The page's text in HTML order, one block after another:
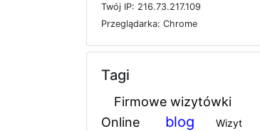
Twój IP: 216.73.217.109
Przeglądarka: Chrome
Tagi
Firmowe wizytówki
Online
blog
Wizyt